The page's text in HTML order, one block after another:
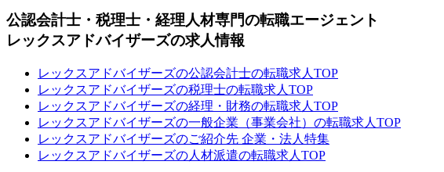
公認会計士・税理士・経理人材専門の転職エージェント
レックスアドバイザーズの求人情報
レックスアドバイザーズの公認会計士の転職求人TOP
レックスアドバイザーズの税理士の転職求人TOP
レックスアドバイザーズの経理・財務の転職求人TOP
レックスアドバイザーズの一般企業（事業会社）の転職求人TOP
レックスアドバイザーズのご紹介先 企業・法人特集
レックスアドバイザーズの人材派遣の転職求人TOP